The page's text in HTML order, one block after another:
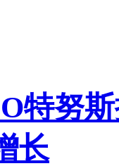
特努
长